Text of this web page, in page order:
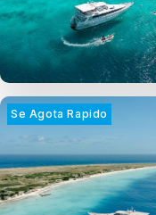
Se Agota Rapido